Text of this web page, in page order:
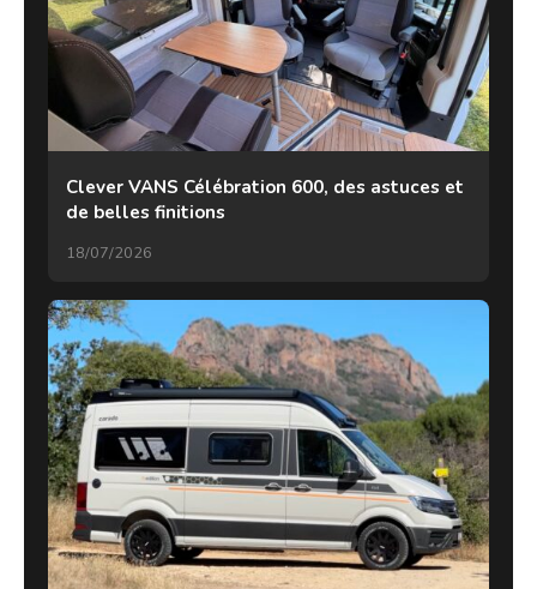
Clever VANS Célébration 600, des astuces et
de belles finitions
18/07/2026